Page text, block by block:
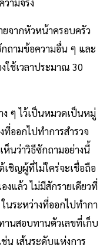
ยจากหัวหน้าครอบครัว
กถามข้อความอื่น ๆ และ
ใช้เวลาประมาณ 30
ง ๆ ไว้เป็นหมวดเป็นหมู่
ที่ออกไปทําการสํารวจ
นว่าวิธีซักถามอย่างนี้
เชิญผู้ที่ไม่ใคร่จะเชื่อถือ
งแล้ว ไม่มีสักรายเดียวที่
ในระหว่างที่ออกไปทํากา
านสอบทานตัวเลขที่เก็บ
น เส้นระดับแห่งการ